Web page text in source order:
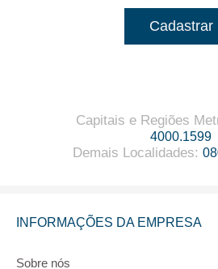
Cadastrar
Capitais e Regiões
4000.1599
Demais Localidades:
INFORMAÇÕES DA EMPRESA
Sobre nós